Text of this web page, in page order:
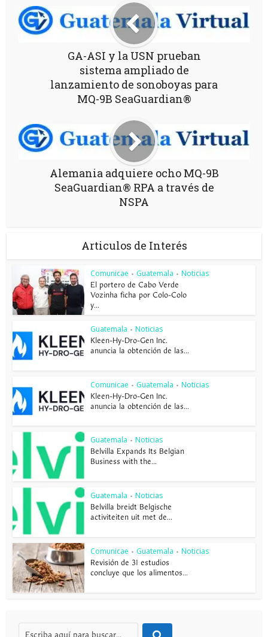
GA-ASI y la USN prueban
sistema ampliado de
lanzamiento de sonoboyas para
MQ-9B SeaGuardian®
Alemania adquiere ocho MQ-9B
SeaGuardian® RPA a través de
NSPA
Articulos de Interés
Comunicae • Guatemala • Noticias
El portero de Cabo Verde
Vozinha ficha por Colo-Colo
y...
Guatemala • Noticias
Kleen-Hy-Dro-Gen Inc.
anuncia la obtención de las...
Comunicae • Guatemala • Noticias
Kleen-Hy-Dro-Gen Inc.
anuncia la obtención de las...
Guatemala • Noticias
Belvilla Expands Its Belgian
Business with the...
Guatemala • Noticias
Belvilla breidt Belgische
activiteiten uit met de...
Comunicae • Guatemala • Noticias
Revisión de 31 estudios
concluye que los alimentos...